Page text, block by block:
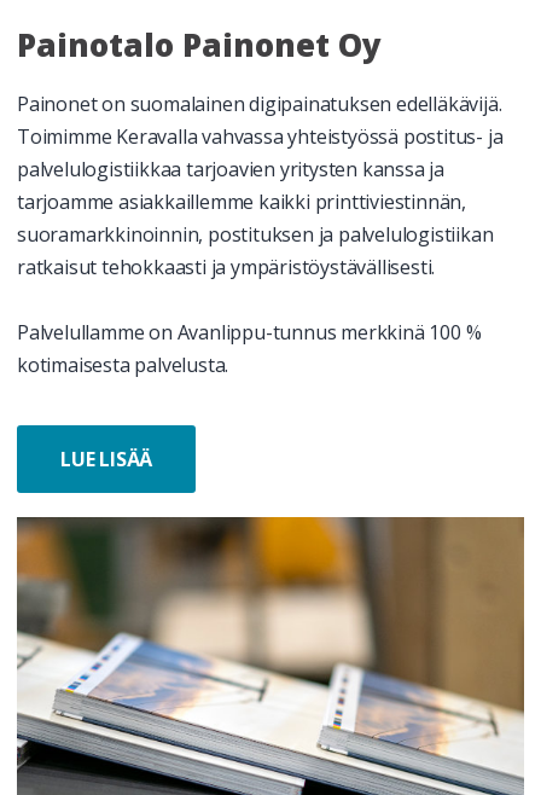
Painotalo Painonet Oy
Painonet on suomalainen digipainatuksen edelläkävijä.
Toimimme Keravalla vahvassa yhteistyössä postitus- ja
palvelulogistiikkaa tarjoavien yritysten kanssa ja
tarjoamme asiakkaillemme kaikki printtiviestinnän,
suoramarkkinoinnin, postituksen ja palvelulogistiikan
ratkaisut tehokkaasti ja ympäristöystävällisesti.
Palvelullamme on Avanlippu-tunnus merkkinä 100 %
kotimaisesta palvelusta.
LUE LISÄÄ